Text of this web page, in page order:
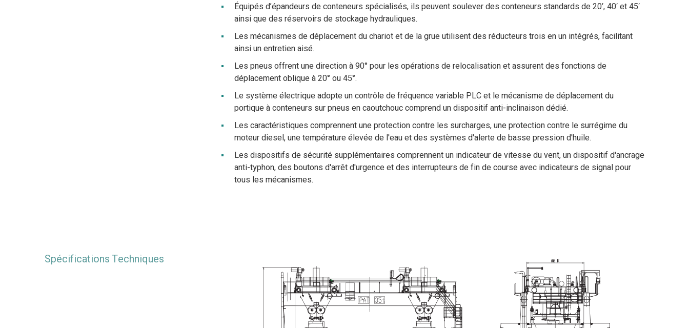
Équipés d’épandeurs de conteneurs spécialisés, ils peuvent soulever des conteneurs standards de 20′, 40′ et 45′
ainsi que des réservoirs de stockage hydrauliques.
Les mécanismes de déplacement du chariot et de la grue utilisent des réducteurs trois en un intégrés, facilitant
ainsi un entretien aisé.
Les pneus offrent une direction à 90° pour les opérations de relocalisation et assurent des fonctions de
déplacement oblique à 20° ou 45°.
Le système électrique adopte un contrôle de fréquence variable PLC et le mécanisme de déplacement du
portique à conteneurs sur pneus en caoutchouc comprend un dispositif anti-inclinaison dédié.
Les caractéristiques comprennent une protection contre les surcharges, une protection contre le surrégime du
moteur diesel, une température élevée de l'eau et des systèmes d'alerte de basse pression d'huile.
Les dispositifs de sécurité supplémentaires comprennent un indicateur de vitesse du vent, un dispositif d'ancrage
anti-typhon, des boutons d'arrêt d'urgence et des interrupteurs de fin de course avec indicateurs de signal pour
tous les mécanismes.
Spécifications Techniques